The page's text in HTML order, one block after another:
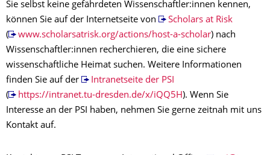
Sie selbst keine gefährdeten Wissenschaftler:innen kennen,
können Sie auf der Internetseite von
Scholars at Risk
(
www.scholarsatrisk.org/actions/host-a-scholar) nach
Wissenschaftler:innen recherchieren, die eine sichere
wissenschaftliche Heimat suchen. Weitere Informationen
finden Sie auf der
Intranetseite der PSI
(
https://intranet.tu-dresden.de/x/iQQ5H). Wenn Sie
Interesse an der PSI haben, nehmen Sie gerne zeitnah mit uns
Kontakt auf.